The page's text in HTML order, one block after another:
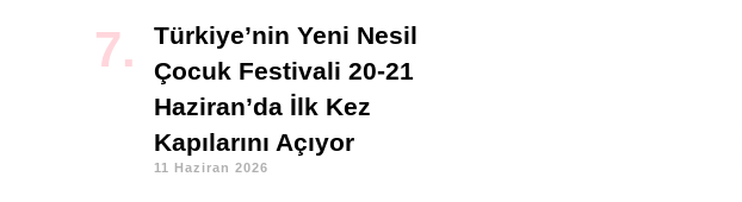
Türkiye’nin Yeni Nesil
Çocuk Festivali 20-21
Haziran’da İlk Kez
Kapılarını Açıyor
11 Haziran 2026